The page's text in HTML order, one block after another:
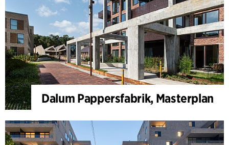
Dalum Pappersfabrik, Masterplan